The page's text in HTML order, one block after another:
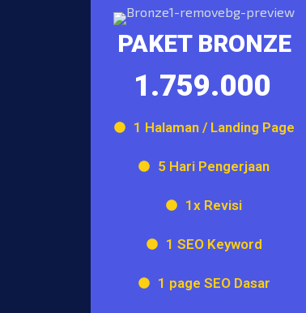
PAKET BRONZE
1.759.000
1 Halaman / Landing Page
5 Hari Pengerjaan
1x Revisi
1 SEO Keyword
1 page SEO Dasar